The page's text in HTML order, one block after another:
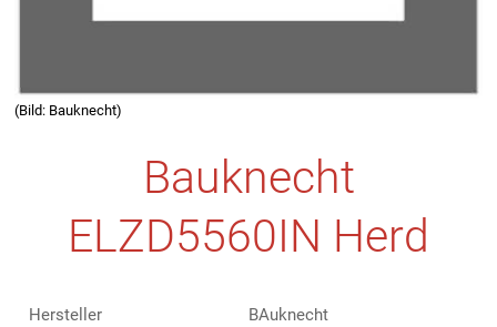
(Bild: Bauknecht)
Bauknecht
ELZD5560IN Herd
Hersteller
BAuknecht